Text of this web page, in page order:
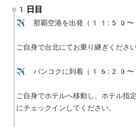
1日目
✈️ 那覇空港を出発（11:50
ご自身で台北にてお乗り継ぎください
✈️ バンコクに到着（16:20
ご自身でホテルへ移動し、ホテル指
にチェックインしてください。